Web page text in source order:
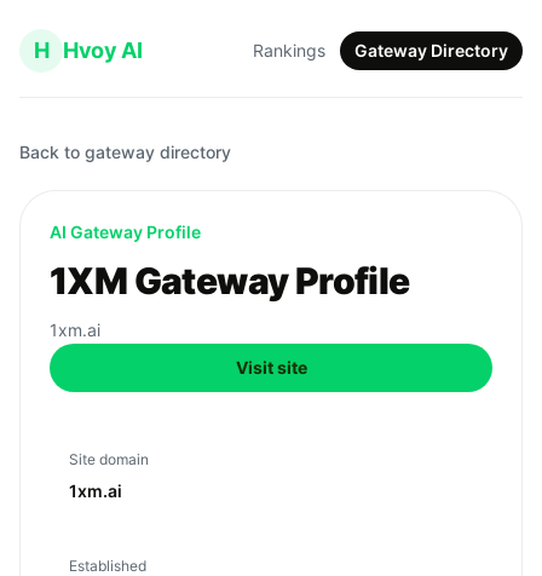
H Hvoy AI Rankings Gateway Directory
Back to gateway directory
AI Gateway Profile
1XM Gateway Profile
1xm.ai
Visit site
Site domain
1xm.ai
Established